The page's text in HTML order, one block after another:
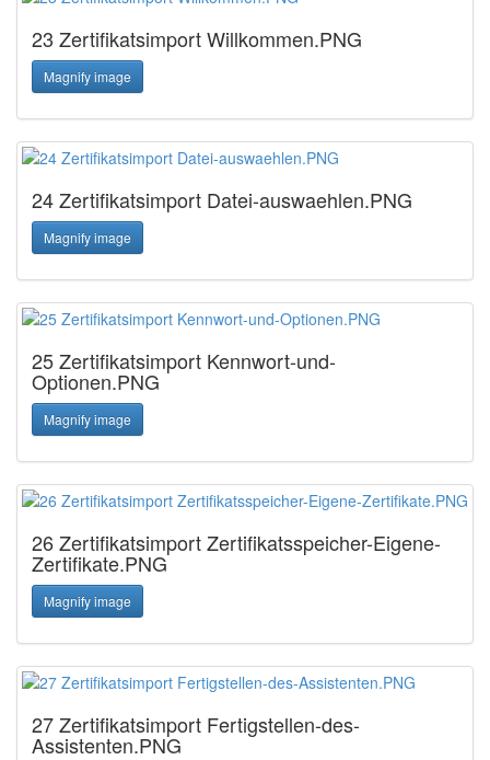
23 Zertifikatsimport Willkommen.PNG
Magnify image
24 Zertifikatsimport Datei-auswaehlen.PNG
Magnify image
25 Zertifikatsimport Kennwort-und-
Optionen.PNG
Magnify image
26 Zertifikatsimport Zertifikatsspeicher-Eigene-
Zertifikate.PNG
Magnify image
27 Zertifikatsimport Fertigstellen-des-
Assistenten.PNG